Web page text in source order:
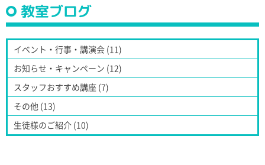
教室ブログ
イベント・行事・講演会 (11)
お知らせ・キャンペーン (12)
スタッフおすすめ講座 (7)
その他 (13)
生徒様のご紹介 (10)